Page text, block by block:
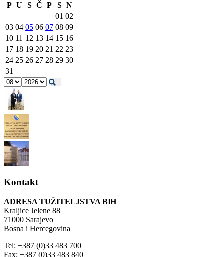
P U S Č P S N
01 02
03 04 05 06 07 08 09
10 11 12 13 14 15 16
17 18 19 20 21 22 23
24 25 26 27 28 29 30
31
Kontakt
ADRESA TUŽITELJSTVA BIH
Kraljice Jelene 88
71000 Sarajevo
Bosna i Hercegovina
Tel: +387 (0)33 483 700
Fax: +387 (0)33 483 840